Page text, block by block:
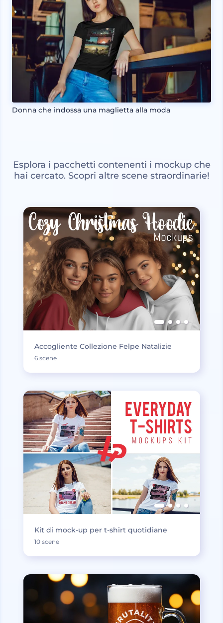
Donna che indossa una maglietta alla moda
Esplora i pacchetti contenenti i mockup che
hai cercato. Scopri altre scene straordinarie!
Accogliente Collezione Felpe Natalizie
6 scene
Kit di mock-up per t-shirt quotidiane
10 scene